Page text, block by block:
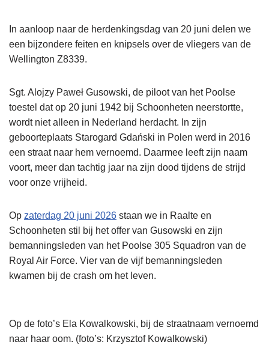
In aanloop naar de herdenkingsdag van 20 juni delen we
een bijzondere feiten en knipsels over de vliegers van de
Wellington Z8339.
Sgt. Alojzy Paweł Gusowski, de piloot van het Poolse
toestel dat op 20 juni 1942 bij Schoonheten neerstortte,
wordt niet alleen in Nederland herdacht. In zijn
geboorteplaats Starogard Gdański in Polen werd in 2016
een straat naar hem vernoemd. Daarmee leeft zijn naam
voort, meer dan tachtig jaar na zijn dood tijdens de strijd
voor onze vrijheid.
Op zaterdag 20 juni 2026 staan we in Raalte en
Schoonheten stil bij het offer van Gusowski en zijn
bemanningsleden van het Poolse 305 Squadron van de
Royal Air Force. Vier van de vijf bemanningsleden
kwamen bij de crash om het leven.
Op de foto’s Ela Kowalkowski, bij de straatnaam vernoemd
naar haar oom. (foto’s: Krzysztof Kowalkowski)